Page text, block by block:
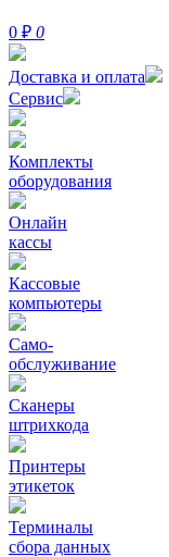
0 ₽ 0
Доставка и оплата
Сервис
Комплекты
оборудования
Онлайн
кассы
Кассовые
компьютеры
Само-
обслуживание
Сканеры
штрихкода
Принтеры
этикеток
Терминалы
сбора данных